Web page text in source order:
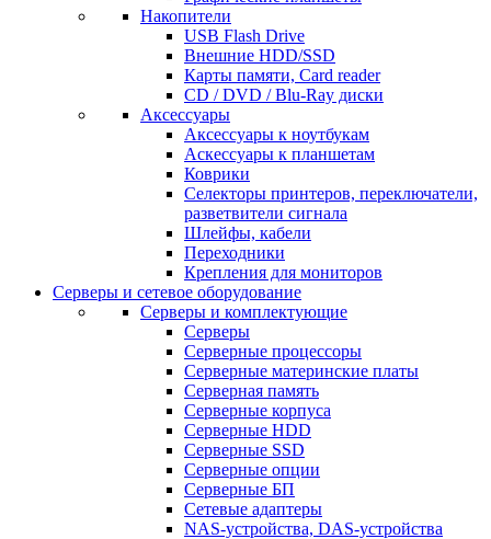
Накопители
USB Flash Drive
Внешние HDD/SSD
Карты памяти, Card reader
CD / DVD / Blu-Ray диски
Аксессуары
Аксессуары к ноутбукам
Аскессуары к планшетам
Коврики
Селекторы принтеров, переключатели,
разветвители сигнала
Шлейфы, кабели
Переходники
Крепления для мониторов
Серверы и сетевое оборудование
Серверы и комплектующие
Серверы
Серверные процессоры
Серверные материнские платы
Серверная память
Серверные корпуса
Серверные HDD
Серверные SSD
Серверные опции
Серверные БП
Сетевые адаптеры
NAS-устройства, DAS-устройства